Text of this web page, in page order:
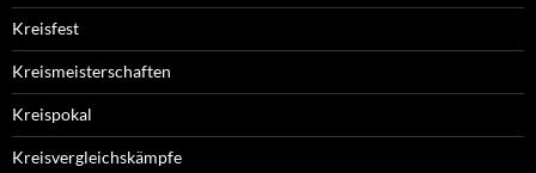
Kreisfest
Kreismeisterschaften
Kreispokal
Kreisvergleichskämpfe